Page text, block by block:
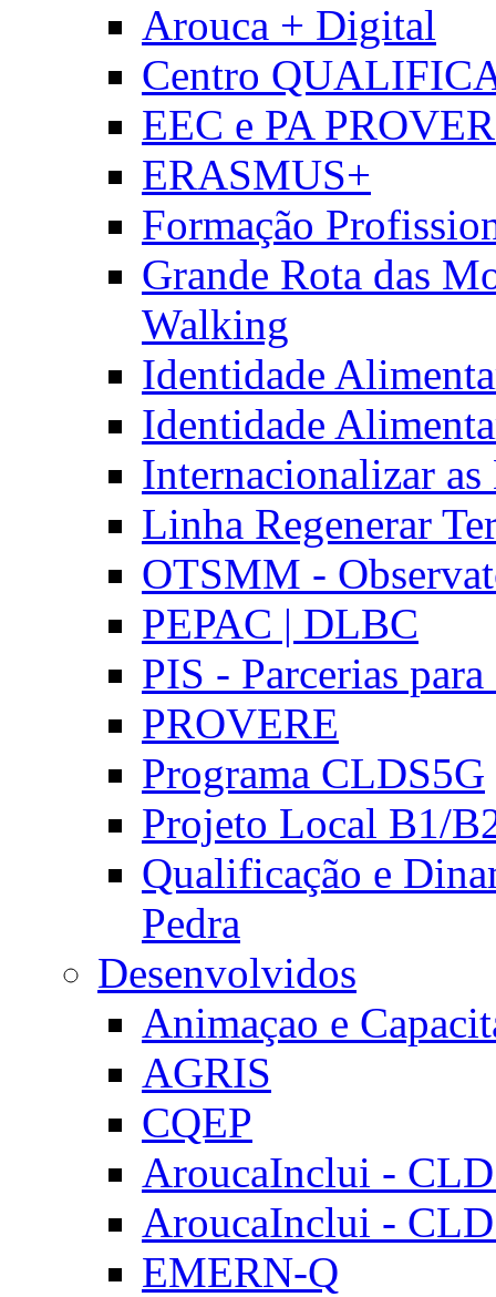
Arouca + Digital
Centro
EEC e PA
ERASMUS+
Formação
Grande Rota das
Walking
Identidade
Identidade
Internacionalizar
Linha Regenerar
OTSMM -
PEPAC | DLBC
PIS - Parcerias
PROVERE
Programa CLDS5G
Projeto Local B1/
Qualificação e
Pedra
Desenvolvidos
Animaçao e
AGRIS
CQEP
AroucaInclui -
AroucaInclui -
EMERN-Q